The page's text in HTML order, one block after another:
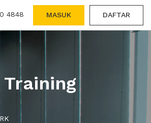
4848 MASUK DAFTAR